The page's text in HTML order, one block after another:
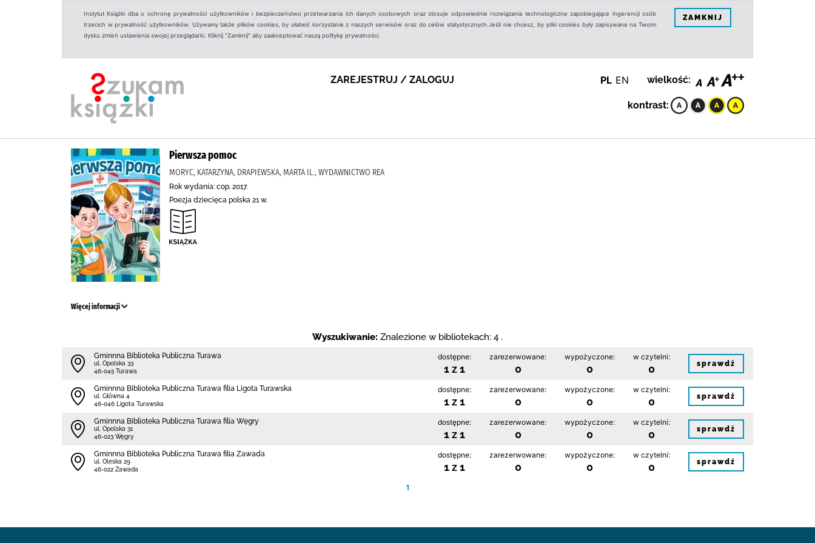
Instytut Książki dba o ochronę prywatności użytkowników i bezpieczeństwo przetwarzania ich danych osobowych oraz stosuje odpowiednie rozwiązania technologiczne zapobiegające ingerencji osób
trzecich w prywatność użytkowników. Używamy także plików cookies, by ułatwić korzystanie z naszych serwisów oraz do celów statystycznych.Jeśli nie chcesz, by pliki cookies były zapisywane na Twoim
dysku zmień ustawienia swojej przeglądarki. Kliknij "Zamknij" aby zaakceptować naszą politykę prywatności.
ZAMKNIJ
ZAREJESTRUJ / ZALOGUJ PL EN wielkość:
kontrast:
Pierwsza pomoc
MORYC, KATARZYNA, DRAPIEWSKA, MARTA IL., WYDAWNICTWO REA
Rok wydania: cop. 2017.
Poezja dziecięca polska 21 w.
Więcej informacji
Wyszukiwanie: Znalezione w bibliotekach: 4 .
Gminnna Biblioteka Publiczna Turawa
ul. Opolska 33
46-045 Turawa
dostępne:
1 z 1
zarezerwowane:
0
wypożyczone:
0
w czytelni:
0 sprawdź
Gminnna Biblioteka Publiczna Turawa filia Ligota Turawska
ul. Główna 4
46-046 Ligota Turawska
dostępne:
1 z 1
zarezerwowane:
0
wypożyczone:
0
w czytelni:
0 sprawdź
Gminnna Biblioteka Publiczna Turawa filia Węgry
ul. Opolska 31
46-023 Węgry
dostępne:
1 z 1
zarezerwowane:
0
wypożyczone:
0
w czytelni:
0 sprawdź
Gminnna Biblioteka Publiczna Turawa filia Zawada
ul. Oleska 29
46-022 Zawada
dostępne:
1 z 1
zarezerwowane:
0
wypożyczone:
0
w czytelni:
0 sprawdź
1